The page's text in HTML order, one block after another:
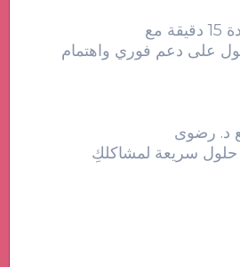
على دعم فوري واهتمام
حلول سريعة لمشاكلكِ